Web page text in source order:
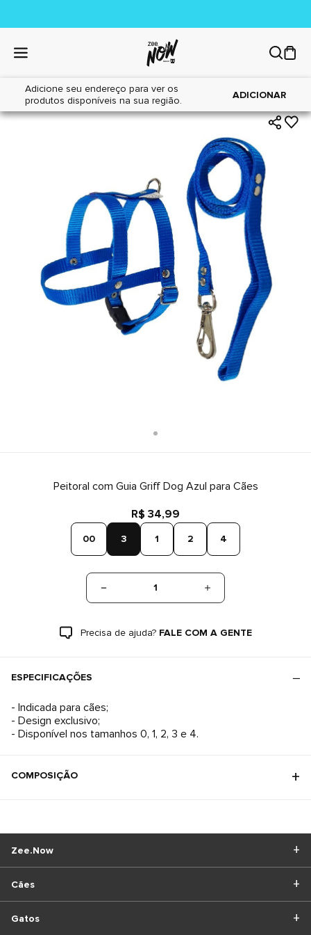
Adicione seu endereço para ver os
produtos disponíveis na sua região.
ADICIONAR
Home|Cães|Acessórios
Peitoral com Guia Griff Dog Azul para Cães
R$ 34,99
00 3 1 2 4
1
Precisa de ajuda? FALE COM A GENTE
ESPECIFICAÇÕES
- Indicada para cães;
- Design exclusivo;
- Disponível nos tamanhos 0, 1, 2, 3 e 4.
COMPOSIÇÃO
Cães
Gatos
Zee.Now